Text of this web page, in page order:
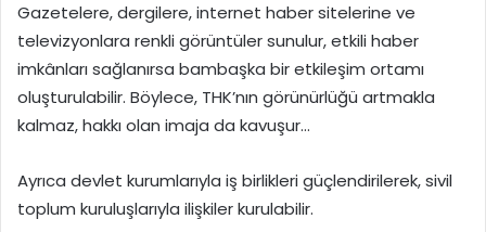
Gazetelere, dergilere, internet haber sitelerine ve
televizyonlara renkli görüntüler sunulur, etkili haber
imkânları sağlanırsa bambaşka bir etkileşim ortamı
oluşturulabilir. Böylece, THK’nın görünürlüğü artmakla
kalmaz, hakkı olan imaja da kavuşur…
Ayrıca devlet kurumlarıyla iş birlikleri güçlendirilerek, sivil
toplum kuruluşlarıyla ilişkiler kurulabilir.